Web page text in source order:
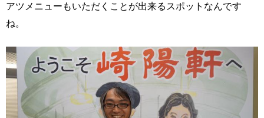
アツメニューもいただくことが出来るスポットなんです
ね。